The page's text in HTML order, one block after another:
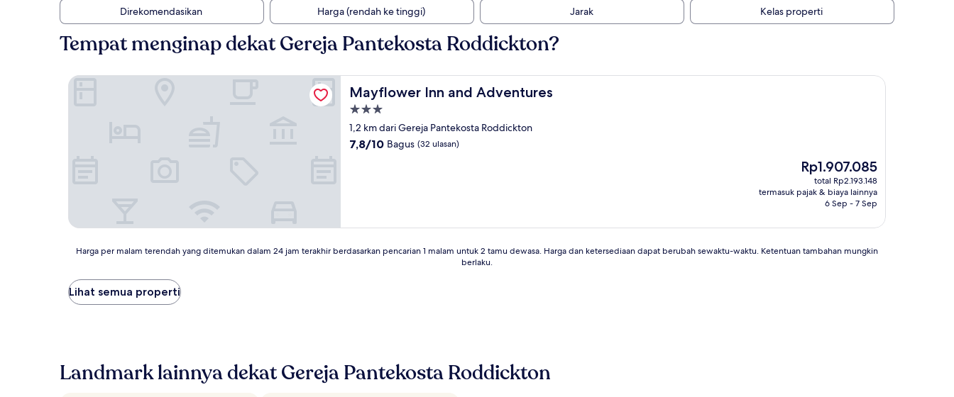
Direkomendasikan
Harga (rendah ke tinggi) Jarak Kelas properti
Tempat menginap dekat Gereja Pantekosta Roddickton?
Mayflower Inn and Adventures
Mayflower Inn and Adventures
Properti
bintang
3.0
1,2 km dari Gereja Pantekosta Roddickton
7.8
7,8/10 Bagus (32 ulasan)
Harga
sekarang
Rp1.907.085
Rp1.907.085
total Rp2.193.148
termasuk pajak & biaya lainnya
6 Sep - 7 Sep
Mayflower Inn and Adventures
Harga
malam
terendah
yang
terakhir
berdasarkan
Harga per malam terendah yang ditemukan dalam 24 jam terakhir berdasarkan pencarian 1 malam untuk 2 tamu dewasa. Harga dan ketersediaan dapat berubah sewaktu-waktu. Ketentuan tambahan mungkin
berlaku.
Lihat semua properti
Landmark lainnya dekat Gereja Pantekosta Roddickton